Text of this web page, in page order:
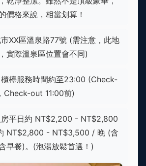
價格來說，相當划算！
XX區溫泉路77號 (需注意，此地
實際溫泉區位置會不同)
檯服務時間約至23:00 (Check-
Check-out 11:00前)
房平日約 NT$2,200 - NT$2,800
NT$2,800 - NT$3,500 / 晚 (含
早餐)。(泡湯放鬆首選！)